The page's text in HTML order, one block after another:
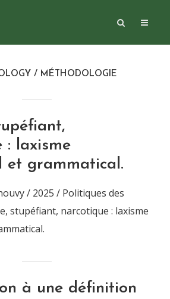
/ MÉTHODOLOGIE
: laxisme
et grammatical.
/ 2025 / Politiques des
stupéfiant, narcotique : laxisme
à une définition